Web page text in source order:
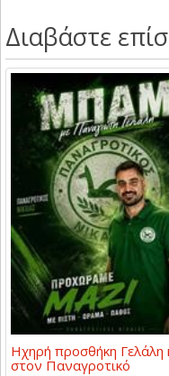
Διαβάστε
Ηχηρή προσθήκη Γελάλη
στον Παναγροτικό